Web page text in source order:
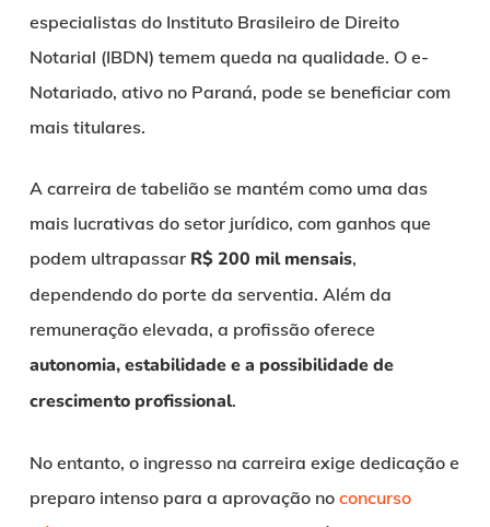
especialistas do Instituto Brasileiro de Direito
Notarial (IBDN) temem queda na qualidade. O e-
Notariado, ativo no Paraná, pode se beneficiar com
mais titulares.
A carreira de tabelião se mantém como uma das
mais lucrativas do setor jurídico, com ganhos que
podem ultrapassar R$ 200 mil mensais,
dependendo do porte da serventia. Além da
remuneração elevada, a profissão oferece
autonomia, estabilidade e a possibilidade de
crescimento profissional.
No entanto, o ingresso na carreira exige dedicação e
preparo intenso para a aprovação no concurso